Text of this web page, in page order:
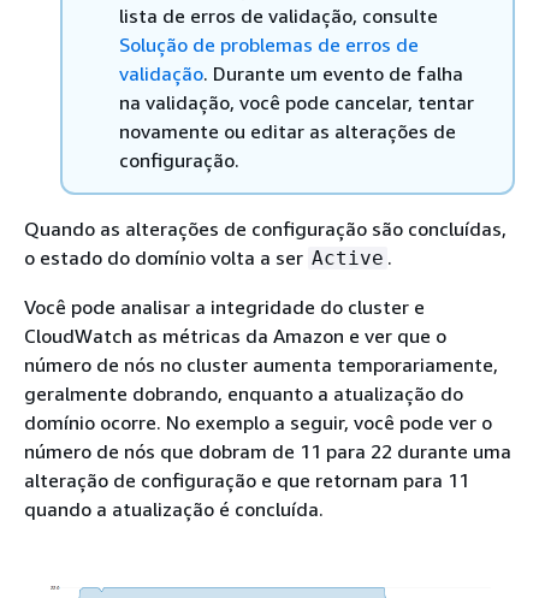
lista de erros de validação, consulte
Solução de problemas de erros de
validação. Durante um evento de falha
na validação, você pode cancelar, tentar
novamente ou editar as alterações de
configuração.
Quando as alterações de configuração são concluídas,
o estado do domínio volta a ser Active .
Você pode analisar a integridade do cluster e
CloudWatch as métricas da Amazon e ver que o
número de nós no cluster aumenta temporariamente,
geralmente dobrando, enquanto a atualização do
domínio ocorre. No exemplo a seguir, você pode ver o
número de nós que dobram de 11 para 22 durante uma
alteração de configuração e que retornam para 11
quando a atualização é concluída.